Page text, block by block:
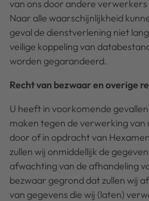
van ons door andere
Naar alle waarschijnlijkheid
geval de dienstverlening niet
veilige koppeling van
worden gegarandeerd.
Recht van bezwaar en overige
U heeft in voorkomende
maken tegen de verwerking van
door of in opdracht van
zullen wij onmiddellijk de
afwachting van de afhandeling
bezwaar gegrond dat zullen wij
van gegevens die wij (laten)